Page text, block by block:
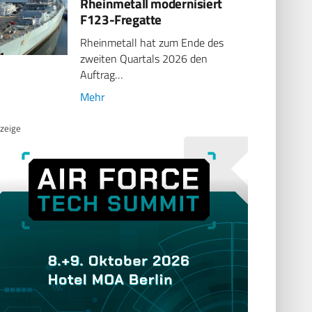
F123-Fregatte
Rheinmetall hat zum Ende des
zweiten Quartals 2026 den
Auftrag…
Mehr